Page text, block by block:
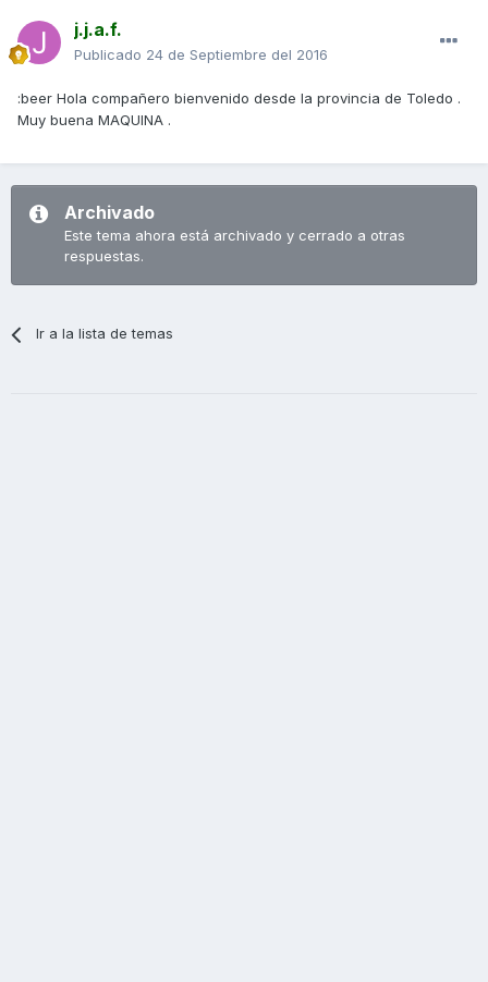
j.j.a.f.
Publicado 24 de Septiembre del 2016
:beer Hola compañero bienvenido desde la provincia de Toledo .
Muy buena MAQUINA .
Archivado
Este tema ahora está archivado y cerrado a otras
respuestas.
Ir a la lista de temas